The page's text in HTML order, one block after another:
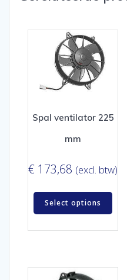
Spal ventilator 225
mm
€ 173,68 (excl. btw)
Select options